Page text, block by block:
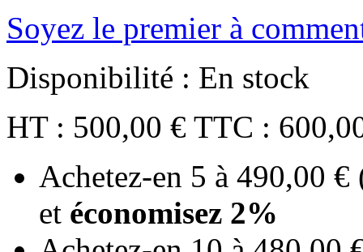
Soyez le premier à
Disponibilité : En stock
HT : 500,00 € TTC :
Achetez-en 5 à 490,00 €
et économisez 2%